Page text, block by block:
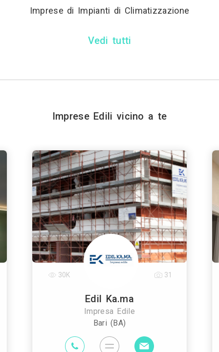
Imprese di Impianti di Climatizzazione
Vedi tutti
Imprese Edili vicino a te
Edil Ka.ma
Impresa Edile
Bari (BA)
30K 31